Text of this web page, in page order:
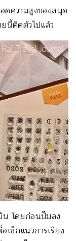
ดความสูงของสมุด
นี้ติดตัวไปแล้ว
น โดยก่อนปั๊มลง
ช็กแนวการเรียง